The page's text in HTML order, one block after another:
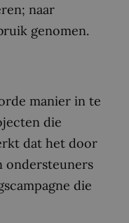
naar
genomen.
manier in te
die
dat het door
ondersteuners
die